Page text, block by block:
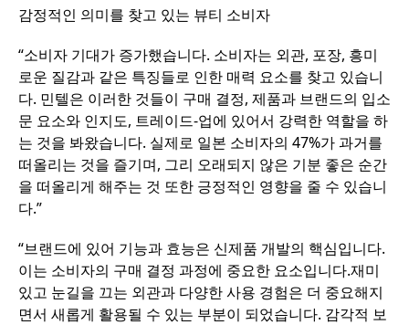
감정적인 의미를 찾고 있는 뷰티 소비자
“소비자 기대가 증가했습니다. 소비자는 외관, 포장, 흥미
로운 질감과 같은 특징들로 인한 매력 요소를 찾고 있습니
다. 민텔은 이러한 것들이 구매 결정, 제품과 브랜드의 입소
문 요소와 인지도, 트레이드-업에 있어서 강력한 역할을 하
는 것을 봐왔습니다. 실제로 일본 소비자의 47%가 과거를
떠올리는 것을 즐기며, 그리 오래되지 않은 기분 좋은 순간
을 떠올리게 해주는 것 또한 긍정적인 영향을 줄 수 있습니
다.”
“브랜드에 있어 기능과 효능은 신제품 개발의 핵심입니다.
이는 소비자의 구매 결정 과정에 중요한 요소입니다.재미
있고 눈길을 끄는 외관과 다양한 사용 경험은 더 중요해지
면서 새롭게 활용될 수 있는 부분이 되었습니다. 감각적 보